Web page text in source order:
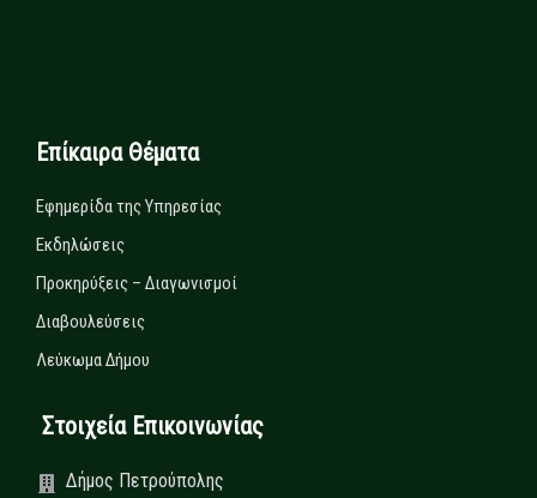
Επίκαιρα Θέματα
Εφημερίδα της Υπηρεσίας
Εκδηλώσεις
Προκηρύξεις – Διαγωνισμοί
Διαβουλεύσεις
Λεύκωμα Δήμου
Στοιχεία Επικοινωνίας
Δήμος Πετρούπολης